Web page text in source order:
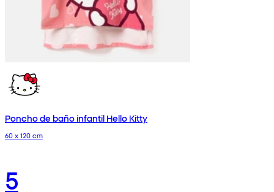
Poncho de baño infantil Hello Kitty
60 x 120 cm
5